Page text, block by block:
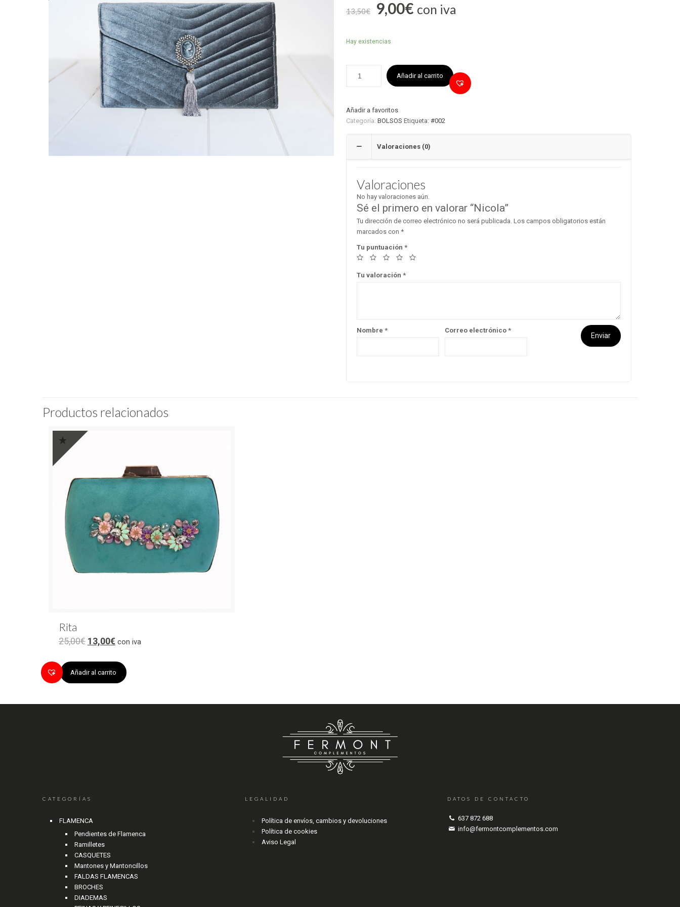
13,50€ 9,00€ con iva
Hay existencias
Añadir al carrito
Añadir a favoritos
Categoría: BOLSOS Etiqueta: #002
Valoraciones (0)
Valoraciones
No hay valoraciones aún.
Sé el primero en valorar “Nicola”
Tu dirección de correo electrónico no será publicada. Los campos obligatorios están
marcados con *
Tu puntuación *
Tu valoración *
Nombre * Correo electrónico *
Productos relacionados
Rita
25,00€ 13,00€ con iva
Añadir al carrito
CATEGORÍAS
FLAMENCA
Pendientes de Flamenca
Ramilletes
CASQUETES
Mantones y Mantoncillos
FALDAS FLAMENCAS
BROCHES
DIADEMAS
LEGALIDAD
Política de envíos, cambios y devoluciones
Política de cookies
Aviso Legal
DATOS DE CONTACTO
637 872 688
info@fermontcomplementos.com